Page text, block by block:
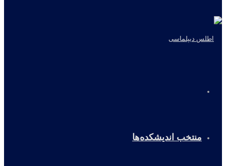
منتخب اندیشکده‌ها